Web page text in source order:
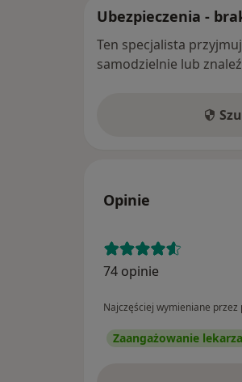
Ubezpieczenia -
Ten specjalista
samodzielnie lub
Opinie
74 opinie
Najczęściej wymieniane przez
Zaangażowanie lekarza